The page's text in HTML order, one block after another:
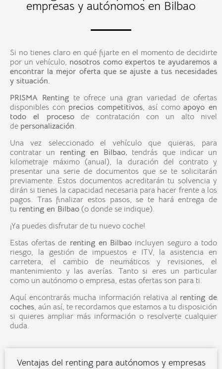
empresas y autónomos en Bilbao
Si no tienes claro en qué fijarte en el momento de decidirte
por un vehículo, nosotros como expertos te ayudaremos a
encontrar la mejor oferta que se ajuste a tus necesidades
y situación.
PRISMA Renting te ofrece una gran variedad de ofertas
disponibles con precios competitivos, así comoapoyo en
todo el procesode contratación con un alto nivel
de personalización.
Una vez seleccionado el vehículo que quieras, para
contratar un renting en Bilbao, tendrás que indicar un
kilometraje máximo (anual), la duración del contrato y
presentar una serie de documentos que se te solicitarán
previamente. Estos documentos acreditarán tu solvencia y
dirán si tienes la capacidad necesaria para hacer frente a los
pagos. Tras finalizar estos pasos, se te hará entrega de
tu renting en Bilbao (o donde se indique).
¡Ya puedes disfrutar de tu nuevo coche!
Estas ofertas de renting en Bilbao incluyen seguro a todo
riesgo, la gestión de impuestos e ITV, la asistencia en
carretera, el cambio de neumáticos y revisiones, el
mantenimiento y las averías. Tanto si eres un particular
como un autónomo o empresa, estas ofertas son para ti.
Aquí encontrarás mucha información relativa al renting de
coches, aún así, te recordamos que estamos a tu disposición
si quieres ampliar más información o resolverte cualquier
duda.
Ventajas del renting para autónomos y empresas